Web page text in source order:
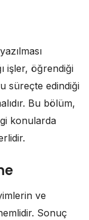
işler, öğrendiği
süreçte edindiği
Bu bölüm,
konularda
ve
Sonuç